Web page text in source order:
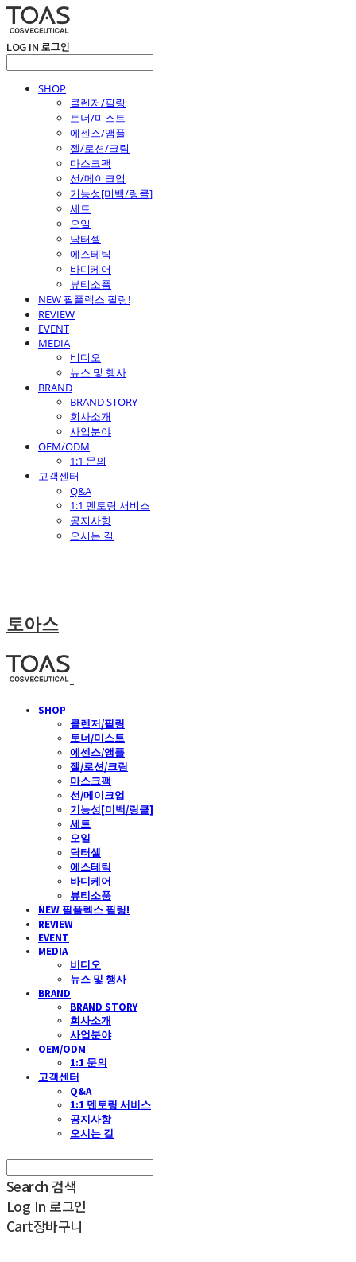
LOG IN 로그인
SHOP
클렌저/필링
토너/미스트
에센스/앰플
젤/로션/크림
마스크팩
선/메이크업
기능성[미백/링클]
세트
오일
닥터셀
에스테틱
바디케어
뷰티소품
NEW 필플렉스 필링!
REVIEW
EVENT
MEDIA
비디오
뉴스 및 행사
BRAND
BRAND STORY
회사소개
사업분야
OEM/ODM
1:1 문의
고객센터
Q&A
1:1 멘토링 서비스
공지사항
오시는 길
토아스
SHOP
클렌저/필링
토너/미스트
에센스/앰플
젤/로션/크림
마스크팩
선/메이크업
기능성[미백/링클]
세트
오일
닥터셀
에스테틱
바디케어
뷰티소품
NEW 필플렉스 필링!
REVIEW
EVENT
MEDIA
비디오
뉴스 및 행사
BRAND
BRAND STORY
회사소개
사업분야
OEM/ODM
1:1 문의
고객센터
Q&A
1:1 멘토링 서비스
공지사항
오시는 길
Search 검색
Log In 로그인
Cart장바구니